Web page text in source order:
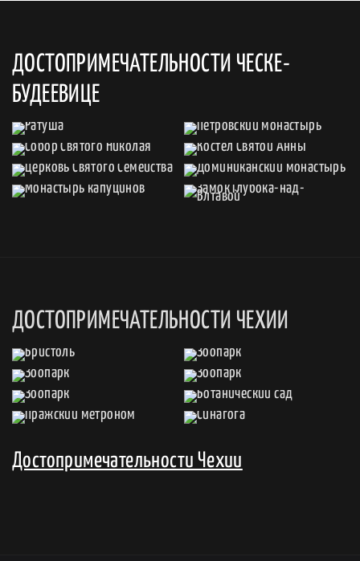
ДОСТОПРИМЕЧАТЕЛЬНОСТИ ЧЕСКЕ-
БУДЕЕВИЦЕ
ДОСТОПРИМЕЧАТЕЛЬНОСТИ ЧЕХИИ
Достопримечательности Чехии